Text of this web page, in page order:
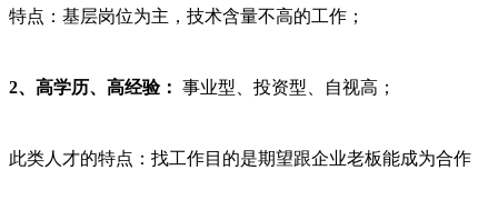
特点：基层岗位为主，技术含量不高的工作；
2、高学历、高经验： 事业型、投资型、自视高；
此类人才的特点：找工作目的是期望跟企业老板能成为合作